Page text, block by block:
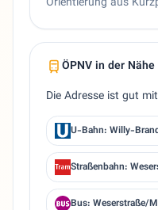
ÖPNV in der Nähe
Die Adresse ist gut
U-Bahn: Willy-
Straßenbahn:
Bus: Weserstraße/